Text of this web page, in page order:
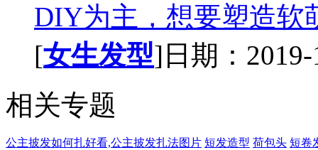
DIY为主，想要塑造软
[女生发型]日期：2019-
相关专题
公主披发如何扎好看,公主披发扎法图片 短发造型 荷包头 短卷